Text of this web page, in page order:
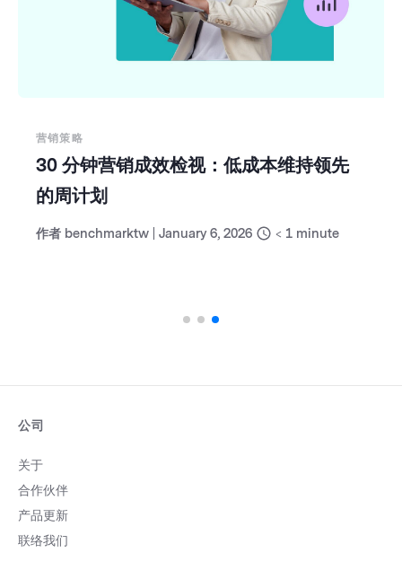
营销策略
30 分钟营销成效检视：低成本维持领先
的周计划
作者 benchmarktw January 6, 2026 < 1 minute
公司
关于
合作伙伴
产品更新
联络我们